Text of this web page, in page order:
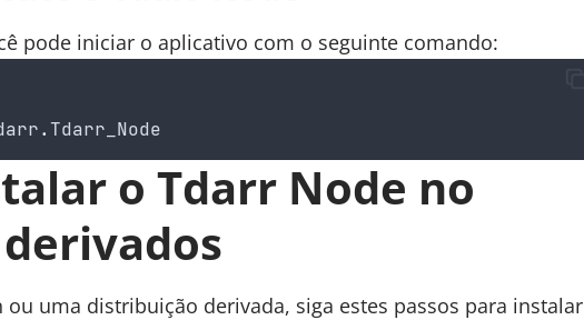
pode iniciar o aplicativo com o seguinte comando:
. Tdarr_Node
o Tdarr Node no
ou uma distribuição derivada, siga estes passos para instalar